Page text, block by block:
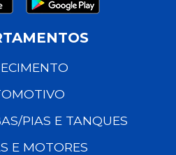
PIAS E TANQUES
E MOTORES